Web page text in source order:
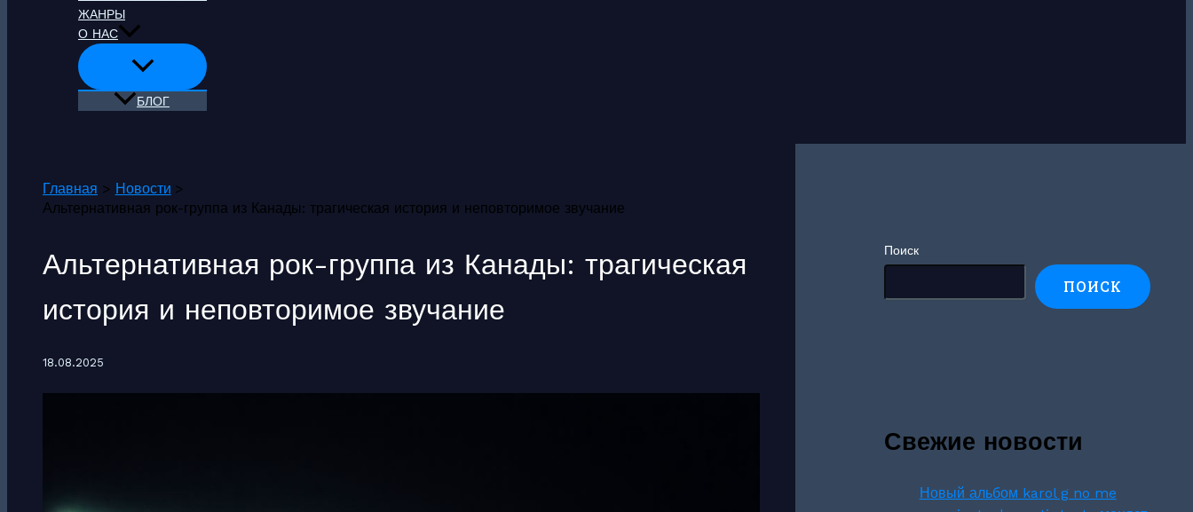
ЖАНРЫ
О НАС
БЛОГ
Главная
Новости
Альтернативная рок-группа из Канады: трагическая история и неповторимое звучание
Альтернативная рок-группа из Канады: трагическая
история и неповторимое звучание
18.08.2025
Поиск
ПОИСК
Свежие новости
Новый альбом karol g no me